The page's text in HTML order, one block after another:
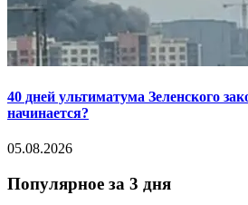
40 дней ультиматума Зеленского
начинается?
05.08.2026
Популярное за 3 дня